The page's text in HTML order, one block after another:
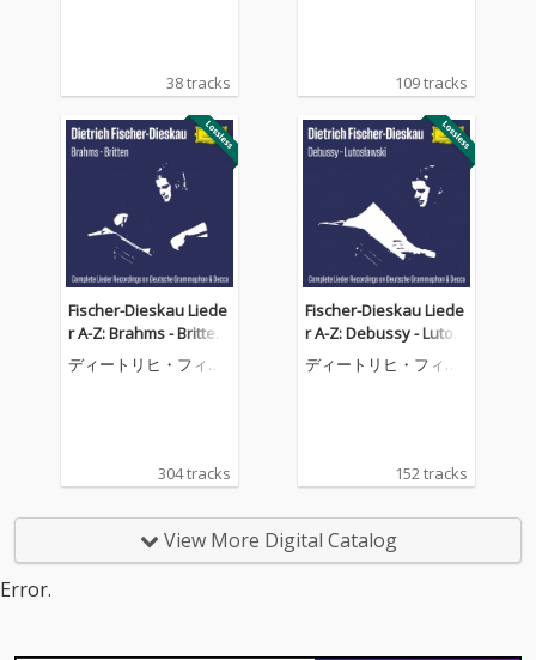
38 tracks 109 tracks
Fischer-Dieskau Liede
r A-Z: Brahms - Britten
(Complete Lieder Reco
rdings on DG & Decca)
ディートリヒ・フィッ
304 tracks
Fischer-Dieskau Liede
r A-Z: Debussy - Lutosł
awski (Complete Liede
r Recordings on DG &
ディートリヒ・フィッ
152 tracks
View More Digital Catalog
Error.